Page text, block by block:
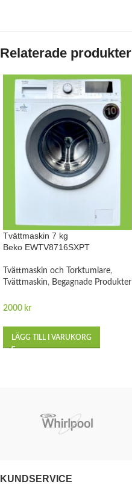
Relaterade produkter
Tvättmaskin 7 kg
Beko EWTV8716SXPT
Tvättmaskin och Torktumlare,
Tvättmaskin, Begagnade Produkter
2000 kr
LÄGG TILL I VARUKORG
KUNDSERVICE